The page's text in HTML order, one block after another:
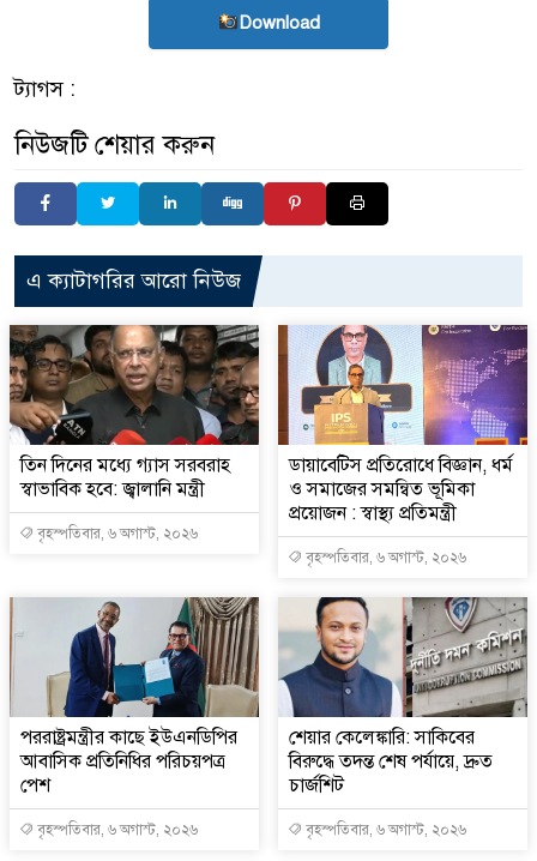
Download
ট্যাগস :
নিউজটি শেয়ার করুন
এ ক্যাটাগরির আরো নিউজ
তিন দিনের মধ্যে গ্যাস সরবরাহ
স্বাভাবিক হবে: জ্বালানি মন্ত্রী
বৃহস্পতিবার, ৬ অগাস্ট, ২০২৬
ডায়াবেটিস প্রতিরোধে বিজ্ঞান, ধর্ম
ও সমাজের সমন্বিত ভূমিকা
প্রয়োজন : স্বাস্থ্য প্রতিমন্ত্রী
বৃহস্পতিবার, ৬ অগাস্ট, ২০২৬
পররাষ্ট্রমন্ত্রীর কা‌ছে ইউএনডিপির
আবাসিক প্রতিনিধির পরিচয়পত্র
পেশ
বৃহস্পতিবার, ৬ অগাস্ট, ২০২৬
শেয়ার কেলেঙ্কারি: সাকিবের
বিরুদ্ধে তদন্ত শেষ পর্যায়ে, দ্রুত
চার্জশিট
বৃহস্পতিবার, ৬ অগাস্ট, ২০২৬